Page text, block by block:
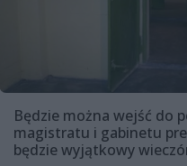
Będzie można wejść do
magistratu i gabinetu
będzie wyjątkowy